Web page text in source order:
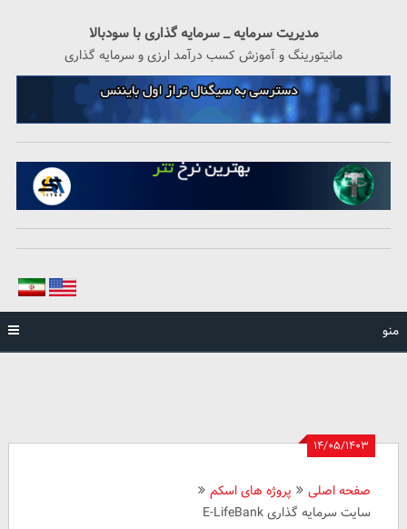
مدیریت سرمایه _ سرمایه گذاری با سودبالا
مانیتورینگ و آموزش کسب درآمد ارزی و سرمایه گذاری
منو
۱۴/۰۵/۱۴۰۳
صفحه اصلی
پروژه های اسکم
سایت سرمایه گذاری E-LifeBank